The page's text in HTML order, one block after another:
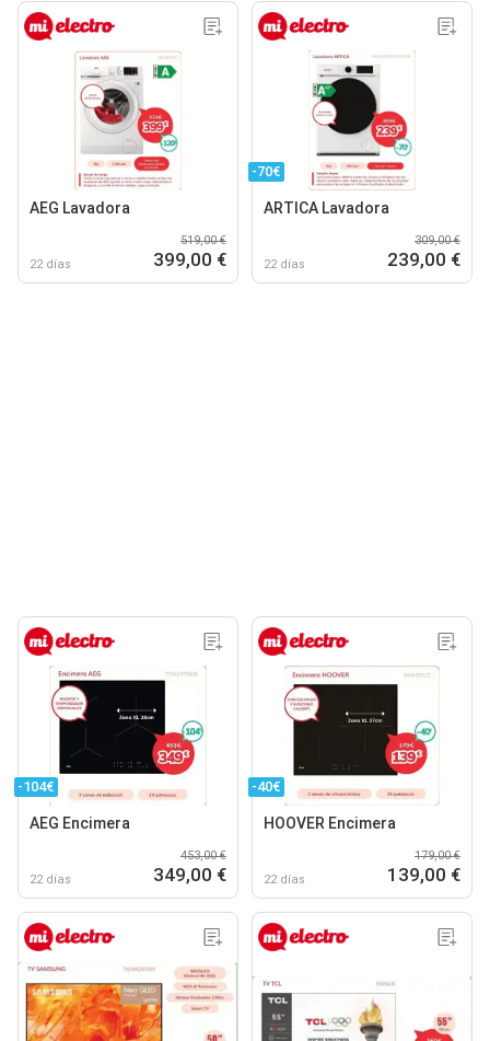
AEG Lavadora
22 días
519,00 €
399,00 €
-70€
ARTICA Lavadora
22 días
309,00 €
239,00 €
-104€
AEG Encimera
22 días
453,00 €
349,00 €
-40€
HOOVER Encimera
22 días
179,00 €
139,00 €